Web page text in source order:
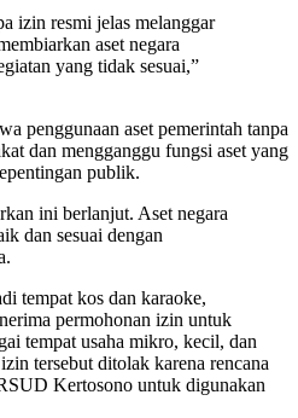
izin resmi jelas melanggar
aset negara
yang tidak sesuai,”
penggunaan aset pemerintah tanpa
dan mengganggu fungsi aset yang
publik.
ini berlanjut. Aset negara
dan sesuai dengan
tempat kos dan karaoke,
permohonan izin untuk
tempat usaha mikro, kecil, dan
tersebut ditolak karena rencana
Kertosono untuk digunakan